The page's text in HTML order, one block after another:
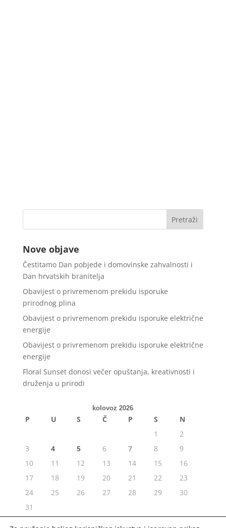
Nove objave
Čestitamo Dan pobjede i domovinske zahvalnosti i
Dan hrvatskih branitelja
Obavijest o privremenom prekidu isporuke
prirodnog plina
Obavijest o privremenom prekidu isporuke električne
energije
Obavijest o privremenom prekidu isporuke električne
energije
Floral Sunset donosi večer opuštanja, kreativnosti i
druženja u prirodi
kolovoz 2026
P U S Č P S
N
1
2
3
4 5 6 7 8
9
10
11 12 13 14 15
16
17
18 19 20 21 22
23
24
25 26 27 28 29
30
31
« srp